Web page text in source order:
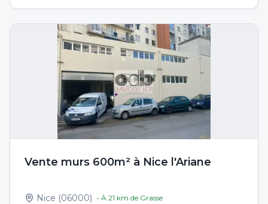
Vente murs 600m² à Nice l'Ariane
Nice (06000) • À 21 km de Grasse